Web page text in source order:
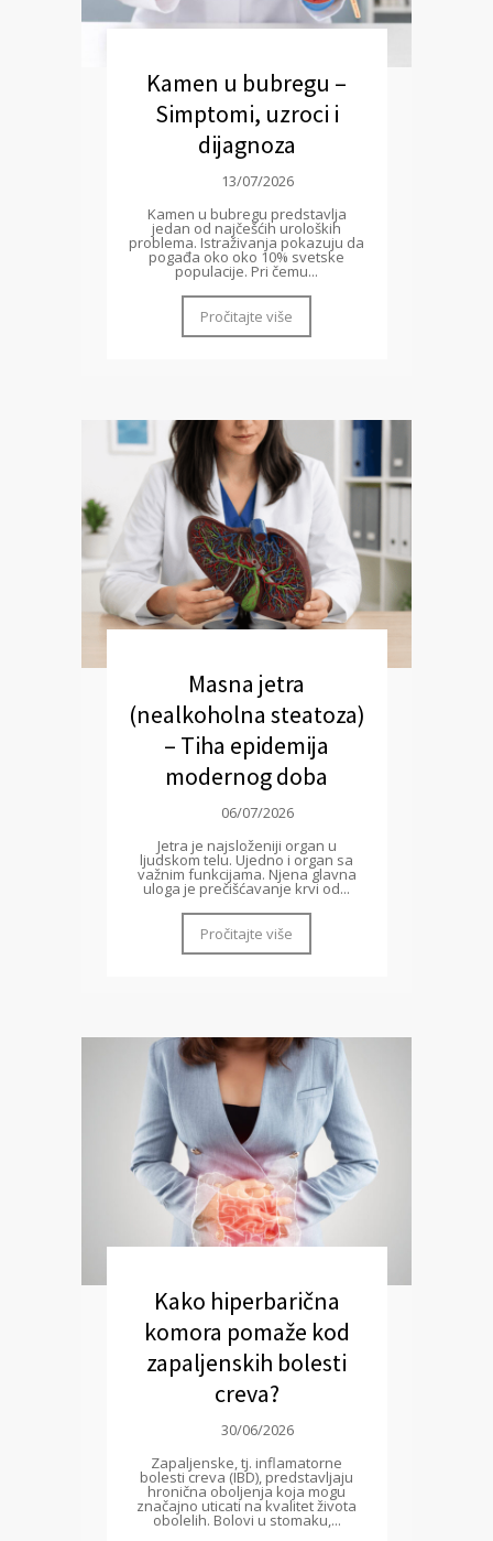
Kamen u bubregu –
Simptomi, uzroci i
dijagnoza
13/07/2026
Kamen u bubregu predstavlja
jedan od najčešćih uroloških
problema. Istraživanja pokazuju da
pogađa oko oko 10% svetske
populacije. Pri čemu...
Pročitajte više
Masna jetra
(nealkoholna steatoza)
– Tiha epidemija
modernog doba
06/07/2026
Jetra je najsloženiji organ u
ljudskom telu. Ujedno i organ sa
važnim funkcijama. Njena glavna
uloga je prečišćavanje krvi od...
Pročitajte više
Kako hiperbarična
komora pomaže kod
zapaljenskih bolesti
creva?
30/06/2026
Zapaljenske, tj. inflamatorne
bolesti creva (IBD), predstavljaju
hronična oboljenja koja mogu
značajno uticati na kvalitet života
obolelih. Bolovi u stomaku,...